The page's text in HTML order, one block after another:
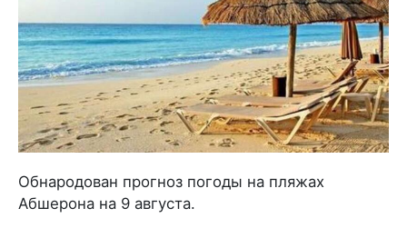
Обнародован прогноз погоды на пляжах
Абшерона на 9 августа.